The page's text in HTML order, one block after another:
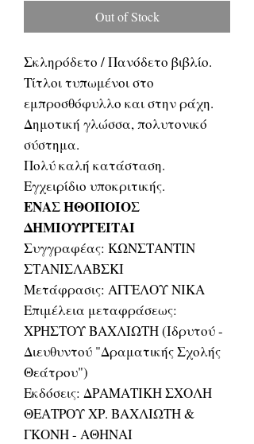
Out of Stock
Σκληρόδετο / Πανόδετο βιβλίο.
Τίτλοι τυπωμένοι στο
εμπροσθόφυλλο και στην ράχη.
Δημοτική γλώσσα, πολυτονικό
σύστημα.
Πολύ καλή κατάσταση.
Εγχειρίδιο υποκριτικής.
ΕΝΑΣ ΗΘΟΠΟΙΟΣ
ΔΗΜΙΟΥΡΓΕΙΤΑΙ
Συγγραφέας: ΚΩΝΣΤΑΝΤΙΝ
ΣΤΑΝΙΣΛΑΒΣΚΙ
Μετάφρασις: ΑΓΓΕΛΟΥ ΝΙΚΑ
Επιμέλεια μεταφράσεως:
ΧΡΗΣΤΟΥ ΒΑΧΛΙΩΤΗ (Ιδρυτού -
Διευθυντού "Δραματικής Σχολής
Θεάτρου")
Εκδόσεις: ΔΡΑΜΑΤΙΚΗ ΣΧΟΛΗ
ΘΕΑΤΡΟΥ ΧΡ. ΒΑΧΛΙΩΤΗ &
ΓΚΟΝΗ - ΑΘΗΝΑΙ